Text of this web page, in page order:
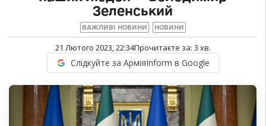
Зеленський
ВАЖЛИВІ НОВИНИ НОВИНИ
21 Лютого 2023, 22:34Прочитаєте за: 3 хв.
Слідкуйте за АрміяInform в Google